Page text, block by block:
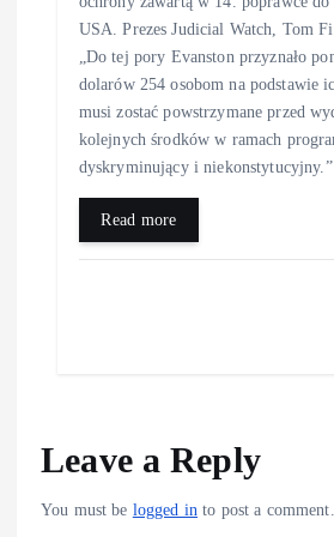
USA. Prezes Judicial Watch, Tom
„Do tej pory Evanston przyznało
dolarów 254 osobom na podstawie
musi zostać powstrzymane przed
kolejnych środków w ramach
dyskryminujący i niekonstytucyjny.”
Read more
Leave a Reply
You must be logged in to post a comment.